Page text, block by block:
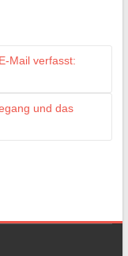
Mail verfasst:
und das